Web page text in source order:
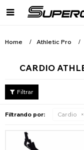

Home Athletic Pro
CARDIO
Filtrando por: Cardio